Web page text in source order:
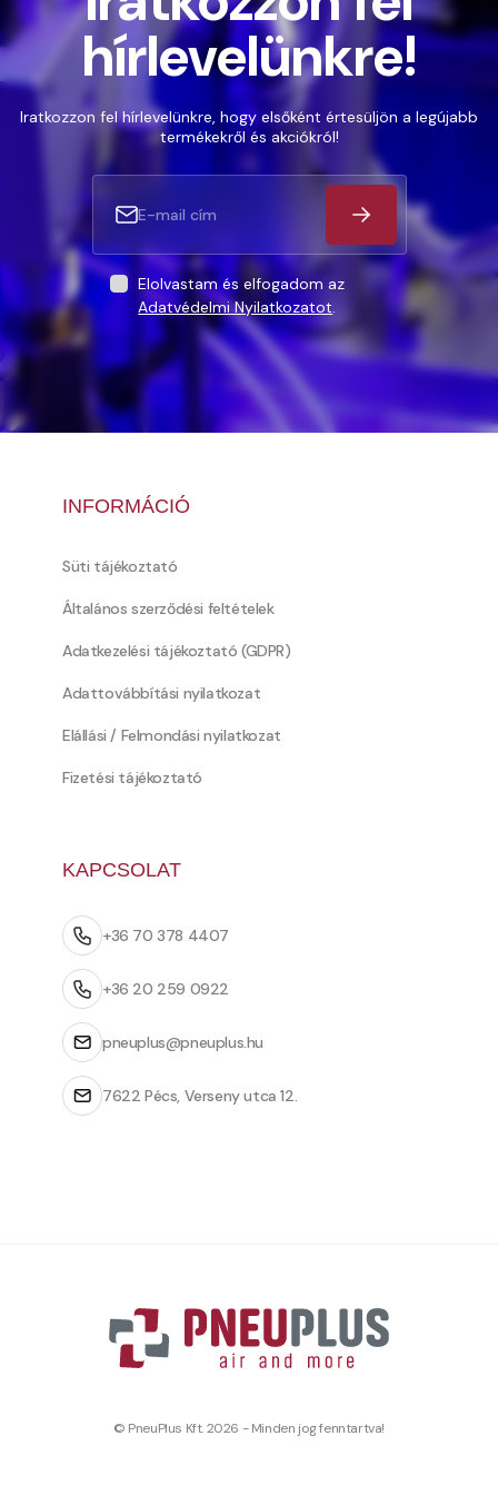
hírlevelünkre!
Iratkozzon fel hírlevelünkre, hogy elsőként értesüljön a legújabb
termékekről és akciókról!
Elolvastam és elfogadom az
Adatvédelmi Nyilatkozatot.
INFORMÁCIÓ
Süti tájékoztató
Általános szerződési feltételek
Adatkezelési tájékoztató (GDPR)
Adattovábbítási nyilatkozat
Elállási / Felmondási nyilatkozat
Fizetési tájékoztató
KAPCSOLAT
+36 70 378 4407
+36 20 259 0922
pneuplus@pneuplus.hu
7622 Pécs, Verseny utca 12.
© PneuPlus Kft. 2026 - Minden jog fenntartva!